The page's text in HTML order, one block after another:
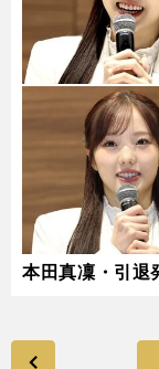
本田真凜・引退